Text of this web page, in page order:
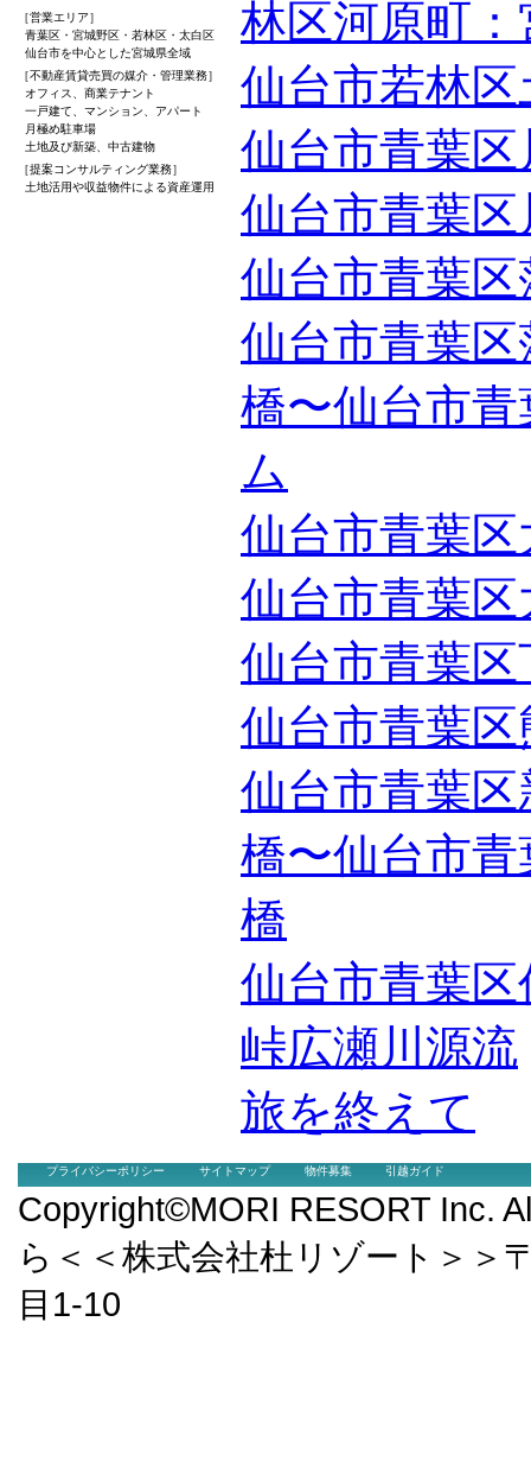
林区河原町：
仙台市若林
仙台市青葉
仙台市青葉
仙台市青葉
仙台市青葉
橋〜仙台市
ム
仙台市青葉
仙台市青葉
仙台市青葉
仙台市青葉
仙台市青葉
橋〜仙台市
橋
仙台市青葉
峠広瀬川源流
旅を終えて
［営業エリア］
青葉区・宮城野区・若林区・太白区
仙台市を中心とした宮城県全域
［不動産賃貸売買の媒介・管理業務］
オフィス、商業テナント
一戸建て、マンション、アパート
月極め駐車場
土地及び新築、中古建物
［提案コンサルティング業務］
土地活用や収益物件による資産運用
プライバシーポリシー サイトマップ 物件募集 引越ガイド
Copyright©MORI RESORT Inc.
ら＜＜株式会社杜リゾート＞＞
目1-10